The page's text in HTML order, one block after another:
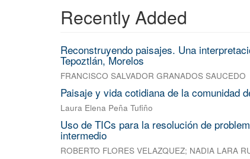
Recently Added
Reconstruyendo paisajes. Una
Tepoztlán, Morelos
FRANCISCO SALVADOR GRANADOS SAUCEDO
Paisaje y vida cotidiana de la comunidad
Laura Elena Peña Tufiño
Uso de TICs para la resolución de
intermedio
ROBERTO FLORES VELAZQUEZ; NADIA LARA